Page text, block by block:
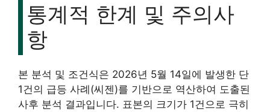
통계적 한계 및 주의사
항
본 분석 및 조건식은 2026년 5월 14일에 발생한 단
1건의 급등 사례(씨젠)를 기반으로 역산하여 도출된
사후 분석 결과입니다. 표본의 크기가 1건으로 극히